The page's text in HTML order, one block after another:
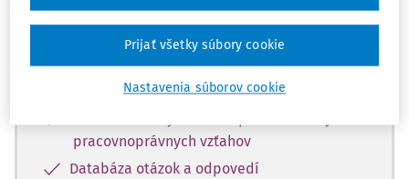
sa len zaregistrovať.
Vďaka registrácii získate prístup aj k
vybranému obsahu:
pracovnoprávnych vzťahov
Databáza otázok a odpovedí
Nastavenia súborov cookie
Prijať všetky súbory cookie